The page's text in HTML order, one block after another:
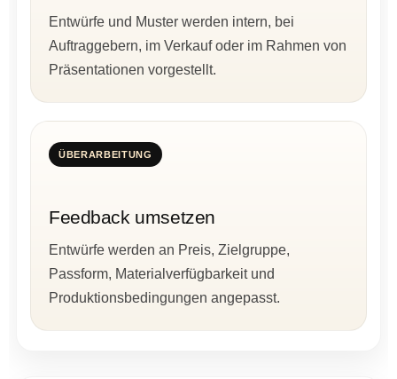
Entwürfe und Muster werden intern, bei
Auftraggebern, im Verkauf oder im Rahmen von
Präsentationen vorgestellt.
ÜBERARBEITUNG
Feedback umsetzen
Entwürfe werden an Preis, Zielgruppe,
Passform, Materialverfügbarkeit und
Produktionsbedingungen angepasst.